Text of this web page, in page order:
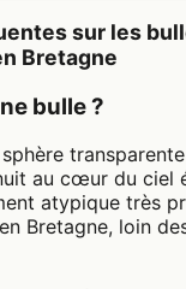
sur les
Bretagne
bulle ?
au cœur du ciel
atypique très
Bretagne, loin